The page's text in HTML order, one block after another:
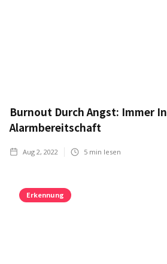
Burnout Durch Angst: Immer In
Alarmbereitschaft
Aug 2, 2022 5 min lesen
Erkennung